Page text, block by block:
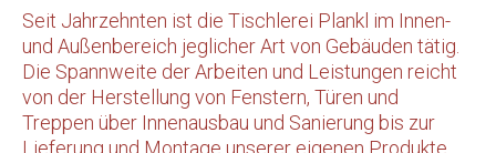
Seit Jahrzehnten ist die Tischlerei Plankl im Innen-
und Außenbereich jeglicher Art von Gebäuden tätig.
Die Spannweite der Arbeiten und Leistungen reicht
von der Herstellung von Fenstern, Türen und
Treppen über Innenausbau und Sanierung bis zur
Lieferung und Montage unserer eigenen Produkte.